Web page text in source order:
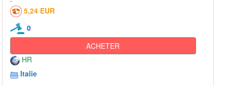
5,24 EUR
0
ACHETER
HR
Italie